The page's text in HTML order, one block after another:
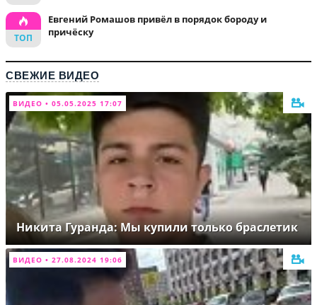
Евгений Ромашов привёл в порядок бороду и
причёску
СВЕЖИЕ ВИДЕО
ВИДЕО • 05.05.2025 17:07
Никита Гуранда: Мы купили только браслетик
ВИДЕО • 27.08.2024 19:06